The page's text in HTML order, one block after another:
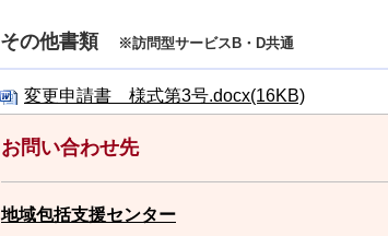
その他書類 ※訪問型サービスB・D共通
変更申請書 様式第3号.docx(16KB)
お問い合わせ先
地域包括支援センター